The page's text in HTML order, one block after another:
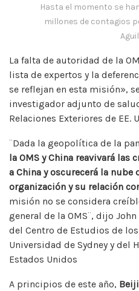
Hasta el momento se
millones de contagios
La falta de autoridad de la
lista de expertos y la
se reflejan en esta misión»,
investigador adjunto de
Relaciones Exteriores de EE.
¨Dada la geopolítica de la
la OMS y China reavivará las
a China y oscurecerá la nube
organización y su relación
misión no se considera
general de la OMS¨, dijo
del Centro de Estudios de
Universidad de Sydney y del
Estados Unidos
A principios de este año,